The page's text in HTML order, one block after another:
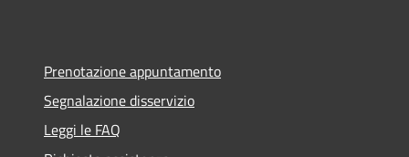
Prenotazione appuntamento
Segnalazione disservizio
Leggi le FAQ